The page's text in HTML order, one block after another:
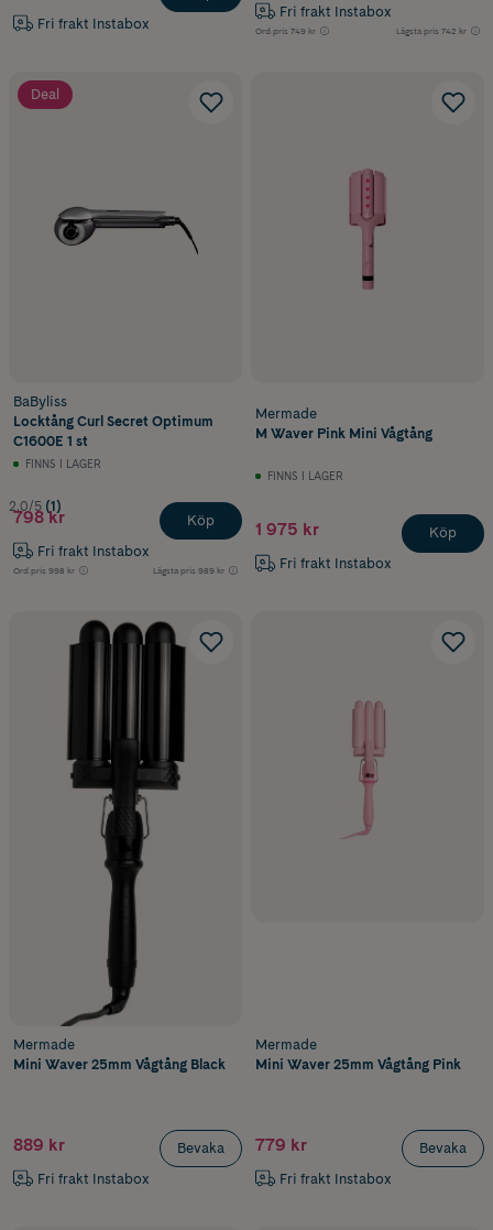
Fri frakt Instabox
Fri frakt Instabox
Ord.pris 749 kr Lägsta pris 742 kr
Deal
BaByliss
Locktång Curl Secret Optimum
C1600E 1 st
FINNS I LAGER
2.0/5 (1)
798 kr
Fri frakt Instabox
Ord.pris 998 kr Lägsta pris 989 kr
Köp
Mermade
M Waver Pink Mini Vågtång
FINNS I LAGER
1 975 kr
Fri frakt Instabox
Köp
Mermade
Mini Waver 25mm Vågtång Black
889 kr
Fri frakt Instabox
Bevaka
Mermade
Mini Waver 25mm Vågtång Pink
779 kr
Fri frakt Instabox
Bevaka